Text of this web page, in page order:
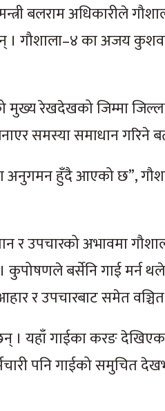
बलराम अधिकारीले
। गौशाला–४ का अजय
मुख्य रेखदेखको जिम्मा
समस्या समाधान गरिने
अनुगमन हुँदै आएको छ”,
र उपचारको अभावमा
कुपोषणले बर्सेनि गाई मर्न
र उपचारबाट समेत
। यहाँ गाईका करङ
पनि गाईको समुचित